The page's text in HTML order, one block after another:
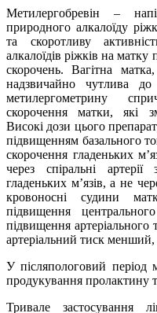
Метилергобревін –
природного алкалоїду
та скоротливу
алкалоїдів ріжків на матку
скорочень. Вагітна
надзвичайно чутлива до
метилергометрину
скорочення матки, які
Високі дози цього
підвищенням базального
скорочення гладеньких
через спіральні
гладеньких м’язів, а не
кровоносні судини
підвищення
підвищення
артеріальний тиск
У післяпологовий період
продукування пролактину
Тривале застосування